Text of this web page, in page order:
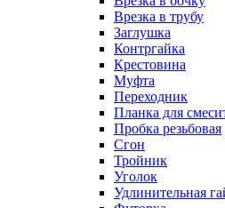
Врезка в трубу
Заглушка
Контргайка
Крестовина
Муфта
Переходник
Планка для
Пробка резьбовая
Сгон
Тройник
Уголок
Удлинительная